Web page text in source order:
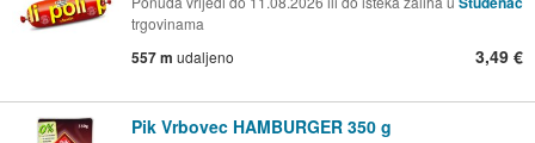
trgovinama
557 m udaljeno 3,49 €
Pik Vrbovec HAMBURGER 350 g